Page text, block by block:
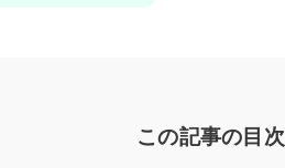
この記事の目次